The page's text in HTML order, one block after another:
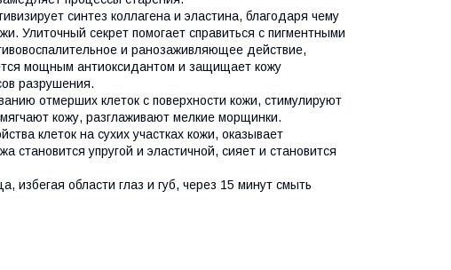
синтез коллагена и эластина, благодаря чему
Улиточный секрет помогает справиться с пигментными
и ранозаживляющее действие,
мощным антиоксидантом и защищает кожу
разрушения.
отмерших клеток с поверхности кожи, стимулируют
кожу, разглаживают мелкие морщинки.
клеток на сухих участках кожи, оказывает
упругой и эластичной, сияет и становится
области глаз и губ, через 15 минут смыть